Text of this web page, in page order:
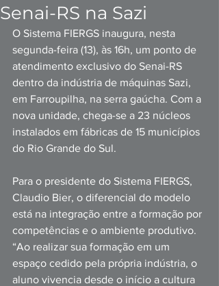
Senai-RS na Sazi
O Sistema FIERGS inaugura, nesta
segunda-feira (13), às 16h, um ponto de
atendimento exclusivo do Senai-RS
dentro da indústria de máquinas Sazi,
em Farroupilha, na serra gaúcha. Com a
nova unidade, chega-se a 23 núcleos
instalados em fábricas de 15 municípios
do Rio Grande do Sul.
Para o presidente do Sistema FIERGS,
Claudio Bier, o diferencial do modelo
está na integração entre a formação por
competências e o ambiente produtivo.
“Ao realizar sua formação em um
espaço cedido pela própria indústria, o
aluno vivencia desde o início a cultura